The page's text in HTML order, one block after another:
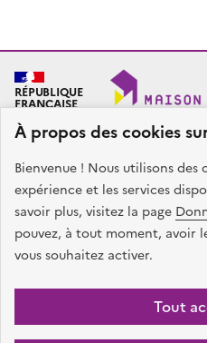
À propos des cookies
Bienvenue ! Nous utilisons
expérience et les services
savoir plus, visitez la page
pouvez, à tout moment, avoir
vous souhaitez activer.
Tout
RÉPUBLIQUE
FRANÇAISE
SIEC - Maison des examens
Académies de Créteil, Paris et
7, rue Ernest Renan
94749 ARCUEIL CEDEX
Nous contacter
facebook
x